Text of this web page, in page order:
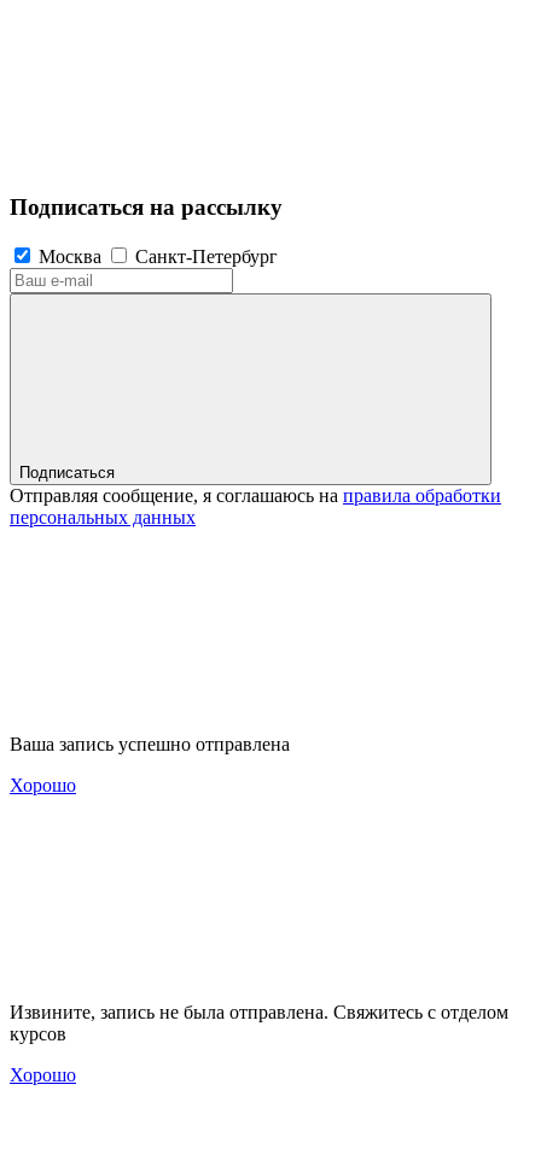
Подписаться на рассылку
Москва Санкт-Петербург
Подписаться
Отправляя сообщение, я соглашаюсь на правила обработки
персональных данных
Ваша запись успешно отправлена
Хорошо
Извините, запись не была отправлена. Свяжитесь с отделом
курсов
Хорошо